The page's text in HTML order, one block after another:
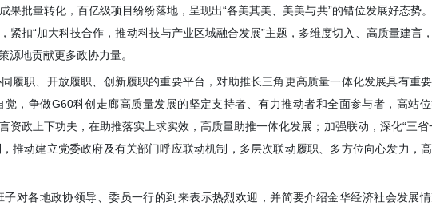
果批量转化，百亿级项目纷纷落地，呈现出“各美其美、美美与共”的错位发展好态势
紧扣“加大科技合作，推动科技与产业区域融合发展”主题，多维度切入、高质量建言
源地贡献更多政协力量。
履职、开放履职、创新履职的重要平台，对助推长三角更高质量一体化发展具有重
，争做G60科创走廊高质量发展的坚定支持者、有力推动者和全面参与者，高站
资政上下功夫，在助推落实上求实效，高质量助推一体化发展；加强联动，深化“三省
推动建立党委政府及有关部门呼应联动机制，多层次联动履职、多方位向心发力，
对各地政协领导、委员一行的到来表示热烈欢迎，并简要介绍金华经济社会发展情